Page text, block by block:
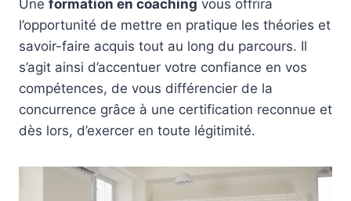
Une formation en coaching vous offrira
l’opportunité de mettre en pratique les théories et
savoir-faire acquis tout au long du parcours. Il
s’agit ainsi d’accentuer votre confiance en vos
compétences, de vous différencier de la
concurrence grâce à une certification reconnue et
dès lors, d’exercer en toute légitimité.